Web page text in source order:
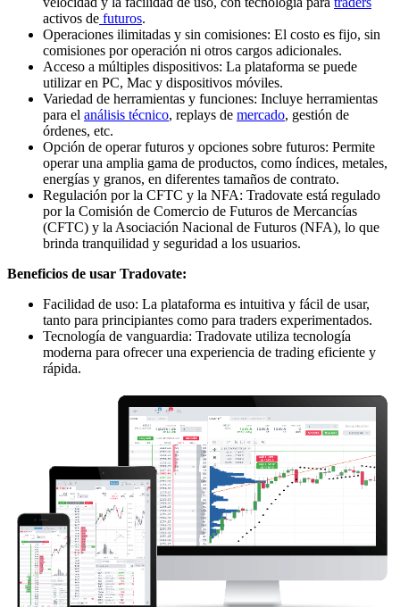
activos de futuros.
Operaciones ilimitadas y sin comisiones: El costo es fijo, sin
comisiones por operación ni otros cargos adicionales.
Acceso a múltiples dispositivos: La plataforma se puede
utilizar en PC, Mac y dispositivos móviles.
Variedad de herramientas y funciones: Incluye herramientas
para el análisis técnico, replays de mercado, gestión de
órdenes, etc.
Opción de operar futuros y opciones sobre futuros: Permite
operar una amplia gama de productos, como índices, metales,
energías y granos, en diferentes tamaños de contrato.
Regulación por la CFTC y la NFA: Tradovate está regulado
por la Comisión de Comercio de Futuros de Mercancías
(CFTC) y la Asociación Nacional de Futuros (NFA), lo que
brinda tranquilidad y seguridad a los usuarios.
Beneficios de usar Tradovate:
Facilidad de uso: La plataforma es intuitiva y fácil de usar,
tanto para principiantes como para traders experimentados.
Tecnología de vanguardia: Tradovate utiliza tecnología
moderna para ofrecer una experiencia de trading eficiente y
rápida.